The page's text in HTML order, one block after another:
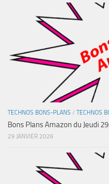
TECHNOS BONS-PLANS / TECHNOS
Bons Plans Amazon du Jeudi
29 JANVIER 2026